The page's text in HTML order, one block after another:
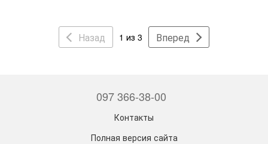
Назад 1 из 3 Вперед
097 366-38-00
Контакты
Полная версия сайта